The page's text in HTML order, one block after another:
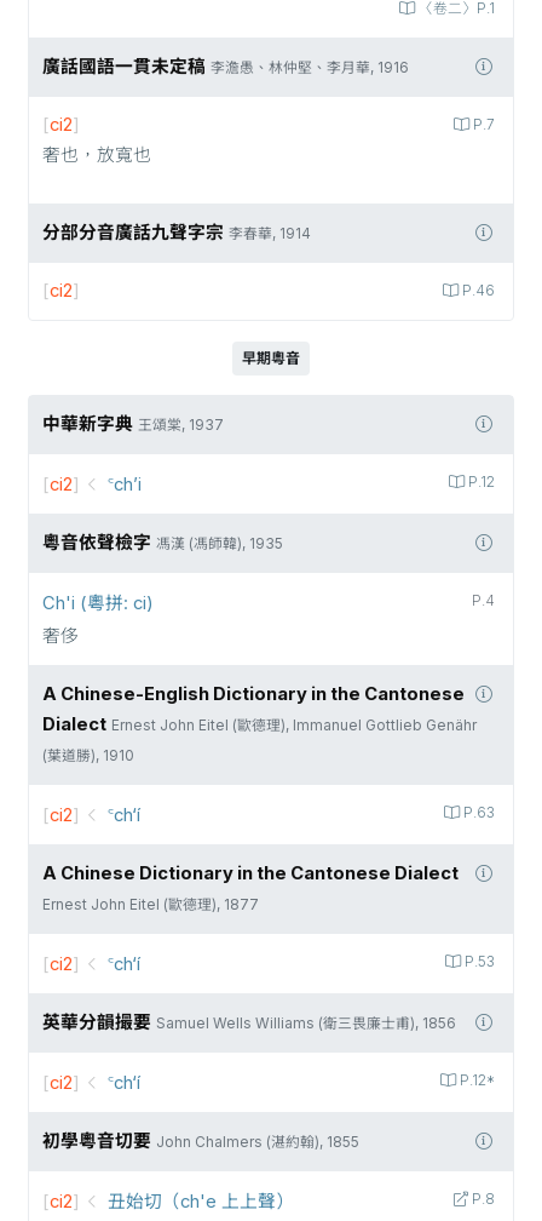
〈卷二〉P.1
廣話國語一貫未定稿 李澹愚、林仲堅、李月華, 1916
P.7
[ci2]
奢也，放寬也
分部分音廣話九聲字宗 李春華, 1914
P.46
[ci2]
早期粵音
中華新字典 王頌棠, 1937
P.12
[ci2] ꜂ch’i
粵音依聲檢字 馮漢 (馮師韓), 1935
P.4
Ch'i (粵拼: ci)
奢侈
A Chinese-English Dictionary in the Cantonese
Dialect Ernest John Eitel (歐德理), Immanuel Gottlieb Genähr
(葉道勝), 1910
P.63
[ci2] ꜂ch‘í
A Chinese Dictionary in the Cantonese Dialect
Ernest John Eitel (歐德理), 1877
P.53
[ci2] ꜂ch‘í
英華分韻撮要 Samuel Wells Williams (衛三畏廉士甫), 1856
P.12*
[ci2] ꜂ch‘í
初學粵音切要 John Chalmers (湛約翰), 1855
P.8
[ci2] 丑始切（ch'e 上上聲）